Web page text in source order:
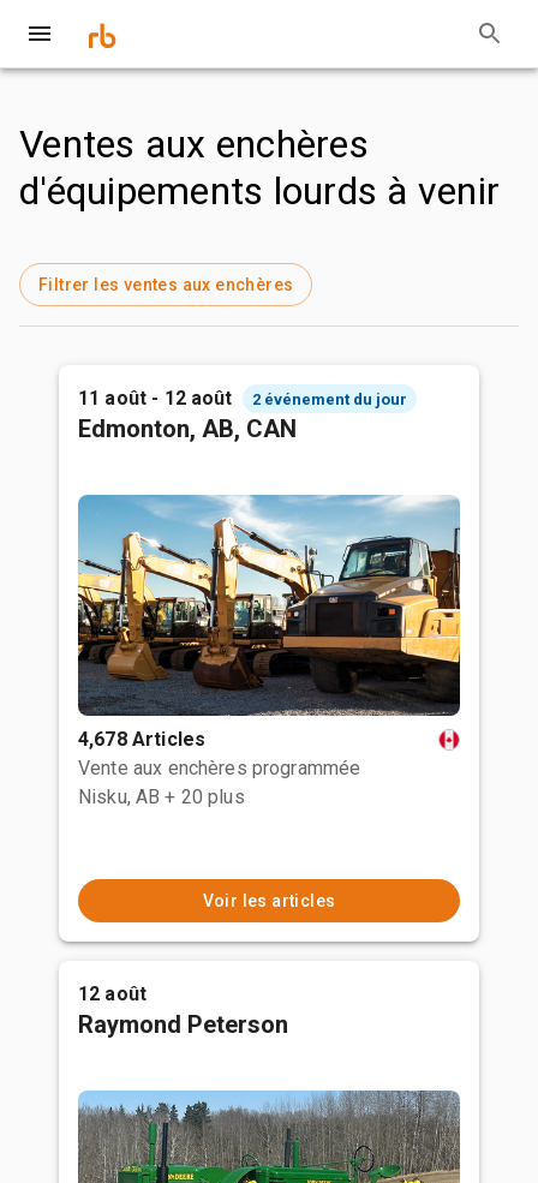
Ventes aux enchères
d'équipements lourds à venir
Filtrer les ventes aux enchères
11 août - 12 août 2 événement du jour
Edmonton, AB, CAN
4,678 Articles
Vente aux enchères programmée
Nisku, AB + 20 plus
Voir les articles
12 août
Raymond Peterson